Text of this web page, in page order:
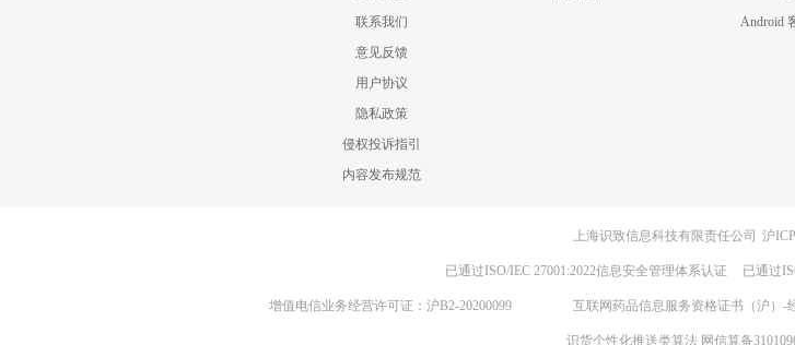
联系我们
意见反馈
用户协议
隐私政策
侵权投诉指引
内容发布规范
Android
上海识致信息科技有限责任公司 沪
已通过ISO/IEC 27001:2022信息安全管理体系认证 已通过
增值电信业务经营许可证：沪B2-20200099 互联网药品信息服务资格证书（沪）-
识货个性化推送类算法 网信算备